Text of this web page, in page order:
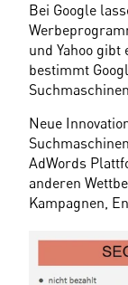
Bei Google
und Yahoo
bestimmt
Neue
AdWords
anderen
Kampagnen,